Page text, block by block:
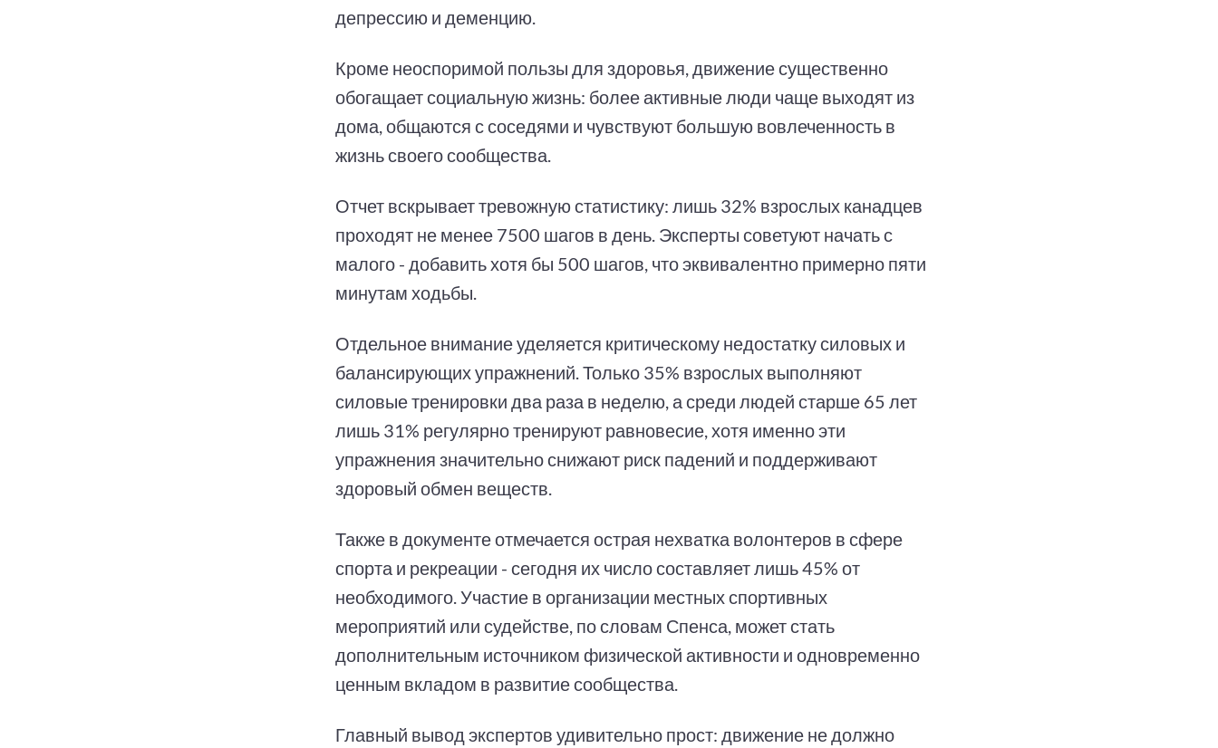
депрессию и деменцию.
Кроме неоспоримой пользы для здоровья, движение существенно
обогащает социальную жизнь: более активные люди чаще выходят из
дома, общаются с соседями и чувствуют большую вовлеченность в
жизнь своего сообщества.
Отчет вскрывает тревожную статистику: лишь 32% взрослых канадцев
проходят не менее 7500 шагов в день. Эксперты советуют начать с
малого - добавить хотя бы 500 шагов, что эквивалентно примерно пяти
минутам ходьбы.
Отдельное внимание уделяется критическому недостатку силовых и
балансирующих упражнений. Только 35% взрослых выполняют
силовые тренировки два раза в неделю, а среди людей старше 65 лет
лишь 31% регулярно тренируют равновесие, хотя именно эти
упражнения значительно снижают риск падений и поддерживают
здоровый обмен веществ.
Также в документе отмечается острая нехватка волонтеров в сфере
спорта и рекреации - сегодня их число составляет лишь 45% от
необходимого. Участие в организации местных спортивных
мероприятий или судействе, по словам Спенса, может стать
дополнительным источником физической активности и одновременно
ценным вкладом в развитие сообщества.
Главный вывод экспертов удивительно прост: движение не должно